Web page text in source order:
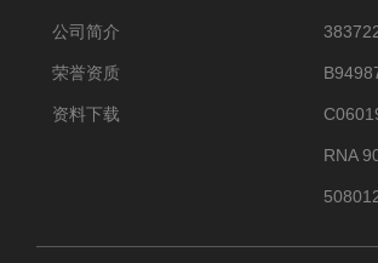
公司简介
荣誉资质
资料下载